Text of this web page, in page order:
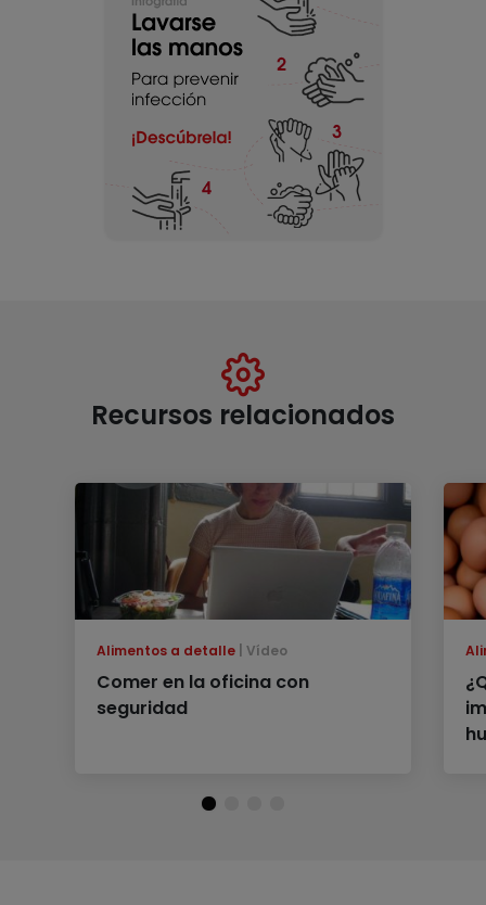
Recursos relacionados
Alimentos a detalle Vídeo
Comer en la oficina con
seguridad